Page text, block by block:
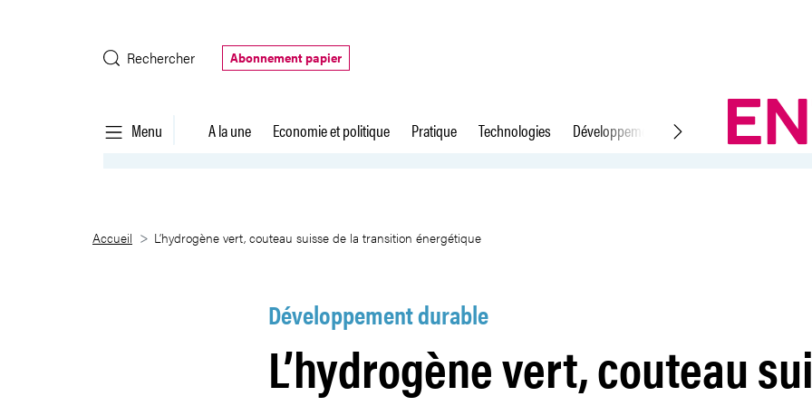
Rechercher
Abonnement papier
Menu A la une Economie et politique Pratique Technologies Développement durable Droit du travail
L’hydrogène vert, couteau suisse de la transition énergétique
Accueil L’hydrogène vert, couteau suisse de la transition énergétique
Développement durable
L’hydrogène vert, couteau